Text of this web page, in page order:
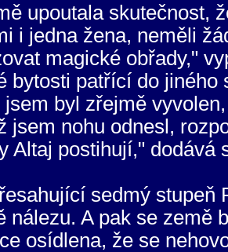
upoutala skutečnost,
i jedna žena, neměli
magické obřady,"
bytosti patřící do
byl zřejmě
jsem nohu odnesl,
Altaj postihují," dodává
sedmý stupeň
nálezu. A pak se země
osídlena, že se